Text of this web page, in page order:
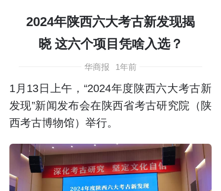
2024年陕西六大考古新发现揭
晓 这六个项目凭啥入选？
华商报 1年前
1月13日上午，“2024年度陕西六大考古新
发现”新闻发布会在陕西省考古研究院（陕
西考古博物馆）举行。